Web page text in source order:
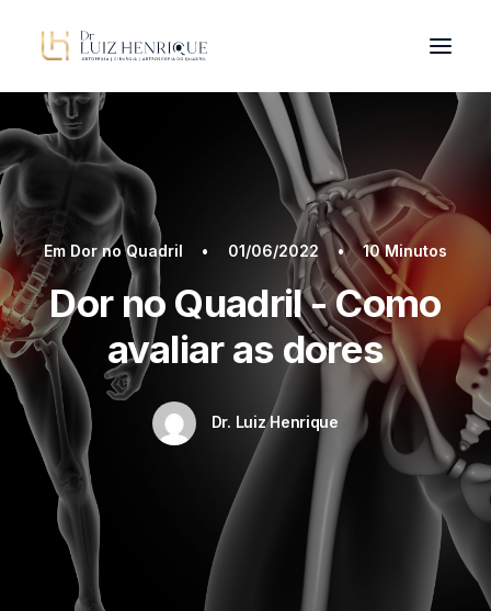
OLHAR INTEGRADO
PATOLOGIAS
DR. LUIZ HENRIQUE
TRATAMENTOS
BLOG
CONTATO
ORIENTAÇÕES
Em Dor no Quadril • 01/06/2022 • 10 Minutos
Dor no Quadril - Como
avaliar as dores
Dr. Luiz Henrique